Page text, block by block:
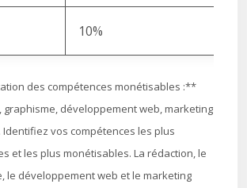
10%
des compétences monétisables :**
graphisme, développement web, marketing
Identifiez vos compétences les plus
et les plus monétisables. La rédaction, le
le développement web et le marketing